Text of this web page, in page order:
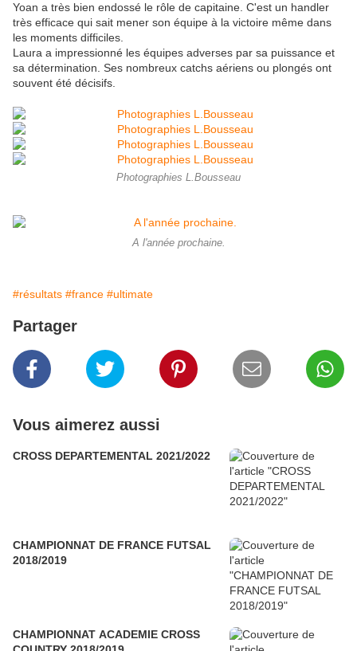
Yoan a très bien endossé le rôle de capitaine. C'est un handler
très efficace qui sait mener son équipe à la victoire même dans
les moments difficiles.
Laura a impressionné les équipes adverses par sa puissance et
sa détermination. Ses nombreux catchs aériens ou plongés ont
souvent été décisifs.
Photographies L.Bousseau
A l'année prochaine.
#résultats #france #ultimate
Partager
Vous aimerez aussi
CROSS DEPARTEMENTAL 2021/2022
CHAMPIONNAT DE FRANCE FUTSAL
2018/2019
CHAMPIONNAT ACADEMIE CROSS